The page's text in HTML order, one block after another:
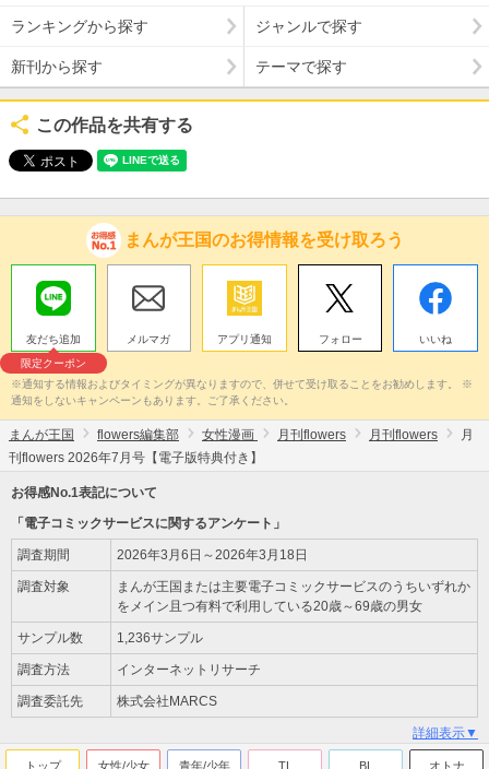
ランキングから探す ジャンルで探す
新刊から探す テーマで探す
この作品を共有する
まんが王国のお得情報を受け取ろう
友だち追加
限定クーポン
メルマガ アプリ通知 フォロー いいね
※通知する情報およびタイミングが異なりますので、併せて受け取ることをお勧めします。 ※
通知をしないキャンペーンもあります。ご了承ください。
まんが王国 flowers編集部 女性漫画 月刊flowers 月刊flowers
月
刊flowers 2026年7月号【電子版特典付き】
お得感No.1表記について
「電子コミックサービスに関するアンケート」
調査期間 2026年3月6日～2026年3月18日
調査対象
まんが王国または主要電子コミックサービスのうちいずれか
をメイン且つ有料で利用している20歳～69歳の男女
サンプル数 1,236サンプル
調査方法 インターネットリサーチ
調査委託先 株式会社MARCS
詳細表示▼
トップ 女性/少女 青年/少年 TL BL オトナ